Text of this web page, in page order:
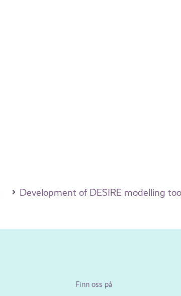
Development of DESIRE modelling
Finn oss på